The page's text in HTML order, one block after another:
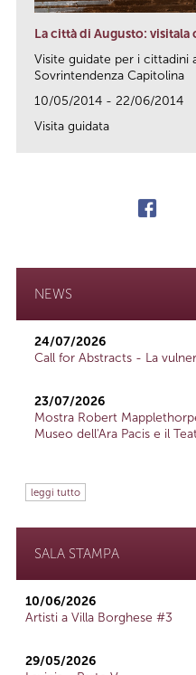
La città di Augusto: visitala
Visite guidate per i cittadini
Sovrintendenza Capitolina
10/05/2014 - 22/06/2014
Visita guidata
NEWS
24/07/2026
Call for Abstracts - La
23/07/2026
Mostra Robert
Museo dell'Ara Pacis e il
leggi tutto
SALA STAMPA
10/06/2026
Artisti a Villa Borghese #3
29/05/2026